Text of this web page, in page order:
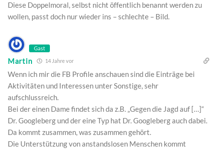
Diese Doppelmoral, selbst nicht öffentlich benannt werden zu
wollen, passt doch nur wieder ins – schlechte – Bild.
Gast
Martin 14 Jahre vor
Wenn ich mir die FB Profile anschauen sind die Einträge bei
Aktivitäten und Interessen unter Sonstige, sehr
aufschlussreich.
Bei der einen Dame findet sich da z.B. „Gegen die Jagd auf […]“
Dr. Googleberg und der eine Typ hat Dr. Googleberg auch dabei.
Da kommt zusammen, was zusammen gehört.
Die Unterstützung von anstandslosen Menschen kommt